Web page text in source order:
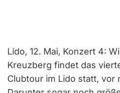
Lido, 12. Mai, Konzert 4:
Kreuzberg findet das
Clubtour im Lido statt, vor